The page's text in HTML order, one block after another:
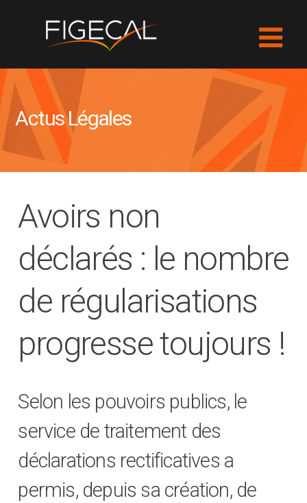
Actus Légales
Avoirs non
déclarés : le nombre
de régularisations
progresse toujours !
Selon les pouvoirs publics, le
service de traitement des
déclarations rectificatives a
permis, depuis sa création, de